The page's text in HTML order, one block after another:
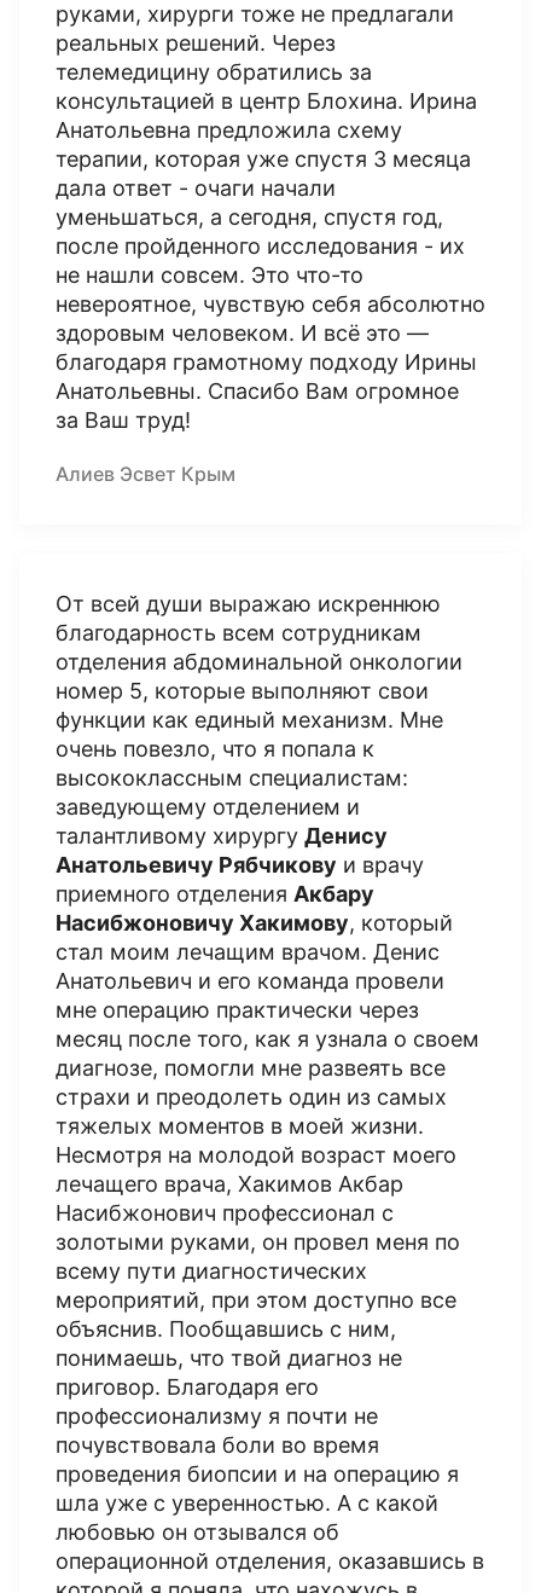
руками, хирурги тоже не предлагали
реальных решений. Через
телемедицину обратились за
консультацией в центр Блохина. Ирина
Анатольевна предложила схему
терапии, которая уже спустя 3 месяца
дала ответ - очаги начали
уменьшаться, а сегодня, спустя год,
после пройденного исследования - их
не нашли совсем. Это что-то
невероятное, чувствую себя абсолютно
здоровым человеком. И всё это —
благодаря грамотному подходу Ирины
Анатольевны. Спасибо Вам огромное
за Ваш труд!
Алиев Эсвет Крым
От всей души выражаю искреннюю
благодарность всем сотрудникам
отделения абдоминальной онкологии
номер 5, которые выполняют свои
функции как единый механизм. Мне
очень повезло, что я попала к
высококлассным специалистам:
заведующему отделением и
талантливому хирургу Денису
Анатольевичу Рябчикову и врачу
приемного отделения Акбару
Насибжоновичу Хакимову, который
стал моим лечащим врачом. Денис
Анатольевич и его команда провели
мне операцию практически через
месяц после того, как я узнала о своем
диагнозе, помогли мне развеять все
страхи и преодолеть один из самых
тяжелых моментов в моей жизни.
Несмотря на молодой возраст моего
лечащего врача, Хакимов Акбар
Насибжонович профессионал с
золотыми руками, он провел меня по
всему пути диагностических
мероприятий, при этом доступно все
объяснив. Пообщавшись с ним,
понимаешь, что твой диагноз не
приговор. Благодаря его
профессионализму я почти не
почувствовала боли во время
проведения биопсии и на операцию я
шла уже с уверенностью. А с какой
любовью он отзывался об
операционной отделения, оказавшись в